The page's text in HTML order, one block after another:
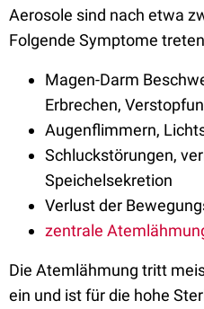
Aerosole sind nach etwa
Folgende Symptome
Magen-Darm
Erbrechen,
Augenflimmern,
Schluckstörungen,
Speichelsekretion
Verlust der
zentrale
Die Atemlähmung tritt
ein und ist für die hohe